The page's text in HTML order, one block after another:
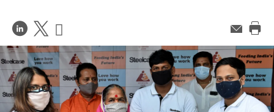
在
LinkedIn
分
享
Share
on
Weibo
on
Little
Red
Book
邮
印
此
页